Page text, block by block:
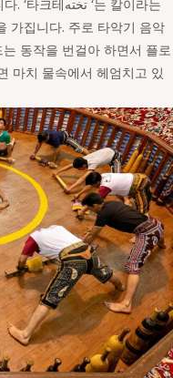
동작을 번걸아 하면서 플로
마치 물속에서 헤엄치고 있